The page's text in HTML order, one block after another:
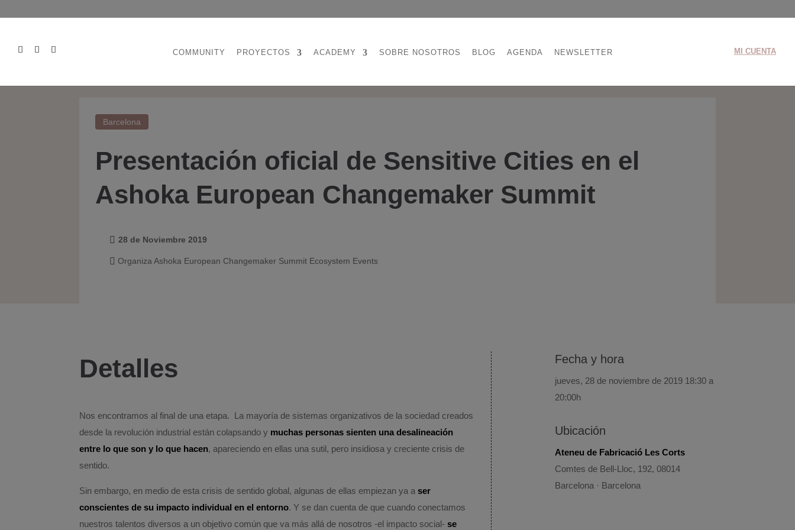
COMMUNITY PROYECTOS ACADEMY SOBRE NOSOTROS BLOG AGENDA NEWSLETTER MI CUENTA
Barcelona
Presentación oficial de Sensitive Cities en el
Ashoka European Changemaker Summit
 28 de Noviembre 2019
 Organiza Ashoka European Changemaker Summit Ecosystem Events
Detalles
Nos encontramos al final de una etapa. La mayoría de sistemas organizativos de la sociedad creados
desde la revolución industrial están colapsando y muchas personas sienten una desalineación
entre lo que son y lo que hacen, apareciendo en ellas una sutil, pero insidiosa y creciente crisis de
sentido.
Sin embargo, en medio de esta crisis de sentido global, algunas de ellas empiezan ya aser
conscientes de su impacto individual en el entorno. Y se dan cuenta de que cuando conectamos
nuestros talentos diversos a un objetivo común que va más allá de nosotros -el impacto social-se
Fecha y hora
jueves, 28 de noviembre de 2019 18:30 a
20:00h
Ubicación
Ateneu de Fabricació Les Corts
Comtes de Bell-Lloc, 192, 08014
Barcelona · Barcelona